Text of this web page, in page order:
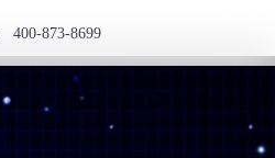
400-873-8699